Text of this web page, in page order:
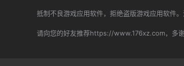
抵制不良游戏应用软件，拒绝盗版游戏应用软件
请向您的好友推荐https://www.176xz.com，多谢